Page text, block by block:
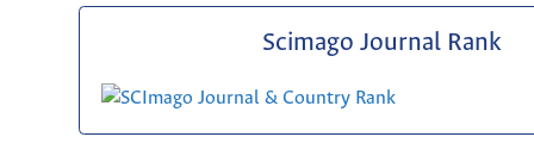
Scimago Journal Rank